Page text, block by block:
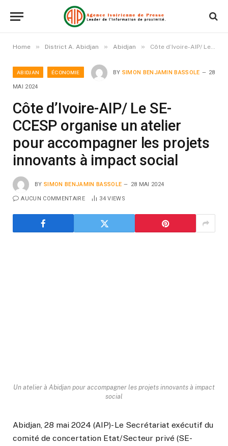
Home » District A. Abidjan » Abidjan » Côte d’Ivoire-AIP/ Le SE-CCESP organise un atelier pour accompagner les projets innovants à impact social
ABIDJAN ÉCONOMIE BY SIMON BENJAMIN BASSOLE 28
MAI 2024
Côte d’Ivoire-AIP/ Le SE-
CCESP organise un atelier
pour accompagner les projets
innovants à impact social
BY SIMON BENJAMIN BASSOLE 28 MAI 2024
AUCUN COMMENTAIRE 34VIEWS
Un atelier à Abidjan pour accompagner les projets innovants à impact
social
Abidjan, 28 mai 2024 (AIP)- Le Secrétariat exécutif du
comité de concertation Etat/Secteur privé (SE-